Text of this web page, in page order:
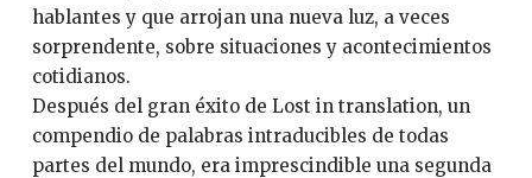
hablantes y que arrojan una nueva luz, a veces
sorprendente, sobre situaciones y acontecimientos
cotidianos.
Después del gran éxito de Lost in translation, un
compendio de palabras intraducibles de todas
partes del mundo, era imprescindible una segunda